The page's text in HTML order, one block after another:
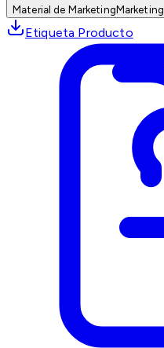
Material de MarketingMarketing
Etiqueta Producto